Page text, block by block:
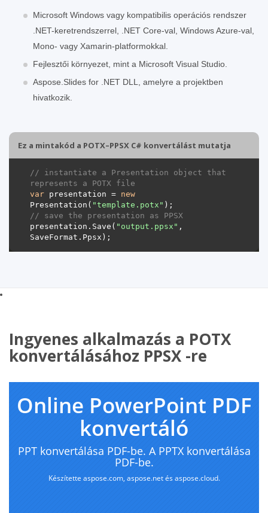
Microsoft Windows vagy kompatibilis operációs rendszer
.NET-keretrendszerrel, .NET Core-val, Windows Azure-val,
Mono- vagy Xamarin-platformokkal.
Fejlesztői környezet, mint a Microsoft Visual Studio.
Aspose.Slides for .NET DLL, amelyre a projektben
hivatkozik.
Ez a mintakód a POTX–PPSX C# konvertálást mutatja
// instantiate a Presentation object that
represents a POTX file
var presentation = new
Presentation( "template.potx"
// save the presentation as PPSX
presentation.Save( "output.ppsx" ,
Ingyenes alkalmazás a POTX
konvertálásához PPSX -re